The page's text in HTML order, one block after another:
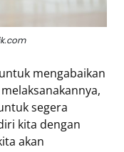
mengabaikan
segera
kita dengan
akan